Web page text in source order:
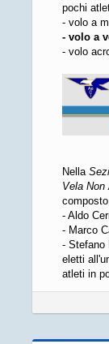
pochi
- volo a
- volo a
- volo
Nella
Vela Non
- Aldo
- Marco
- Stefano
eletti
atleti in